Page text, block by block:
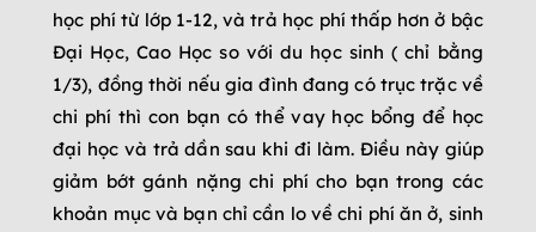
học phí từ lớp 1-12, và trả học phí thấp hơn ở bậc
Đại Học, Cao Học so với du học sinh ( chỉ bằng
1/3), đồng thời nếu gia đình đang có trục trặc về
chi phí thì con bạn có thể vay học bổng để học
đại học và trả dần sau khi đi làm. Điều này giúp
giảm bớt gánh nặng chi phí cho bạn trong các
khoản mục và bạn chỉ cần lo về chi phí ăn ở, sinh